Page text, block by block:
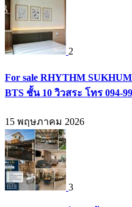
2
For sale RHYTHM
BTS ชั้น 10 วิวสระ โทร 094-
15 พฤษภาคม 2026
3